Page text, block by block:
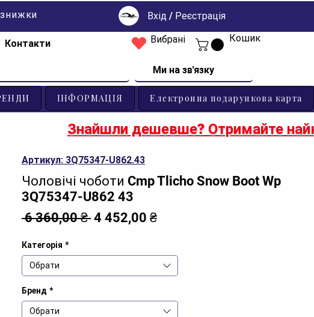
Вхід / Реєстрація
Контакти Вибрані Кошик
Ми на зв'язку
ІНФОРМАЦІЯ Електронна подарункова карта
Артикул: 3Q75347-U862.43
Чоловічі чоботи Cmp Tlicho Snow Boot Wp
3Q75347-U862 43
6 360,00 ₴ Звичайна
4 452,00 ₴За
Категорія *
Обрати
Бренд *
Обрати
Знайшли дешевше? Отримайте